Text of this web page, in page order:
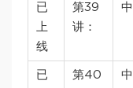
已
上
线
第39
讲：
已
第40